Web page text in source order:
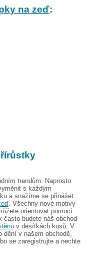
na zeď:
trendům. Naprosto
s každým
a snažíme se přinášet
. Všechny nové motivy
orientovat pomocí
často budete náš obchod
v desítkách kusů. V
v našem obchodě,
se zaregistrujte a nechte